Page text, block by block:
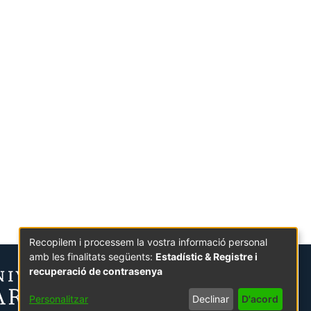
Recopilem i processem la vostra informació personal
amb les finalitats següents: Estadístic & Registre i
recuperació de contrasenya
Personalitzar Declinar D'acord